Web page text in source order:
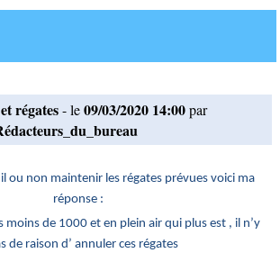
régates- le09/03/2020 14:00par
ou non maintenir les régates prévues voici ma
réponse :
moins de 1000 et en plein air qui plus est , il n’y
de raison d’ annuler ces régates